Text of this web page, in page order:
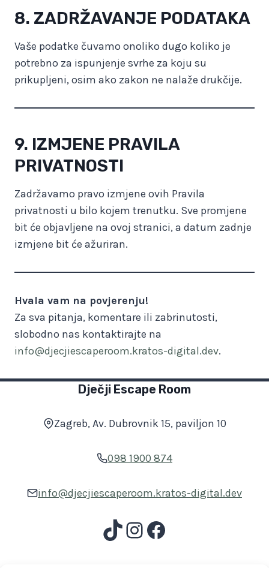
8. ZADRŽAVANJE PODATAKA
Vaše podatke čuvamo onoliko dugo koliko je
potrebno za ispunjenje svrhe za koju su
prikupljeni, osim ako zakon ne nalaže drukčije.
9. IZMJENE PRAVILA
PRIVATNOSTI
Zadržavamo pravo izmjene ovih Pravila
privatnosti u bilo kojem trenutku. Sve promjene
bit će objavljene na ovoj stranici, a datum zadnje
izmjene bit će ažuriran.
Hvala vam na povjerenju!
Za sva pitanja, komentare ili zabrinutosti,
slobodno nas kontaktirajte na
info@djecjiescaperoom.kratos-digital.dev.
Dječji Escape Room
Zagreb, Av. Dubrovnik 15, paviljon 10
098 1900 874
info@djecjiescaperoom.kratos-digital.dev
TikTok
Instagram
Facebook